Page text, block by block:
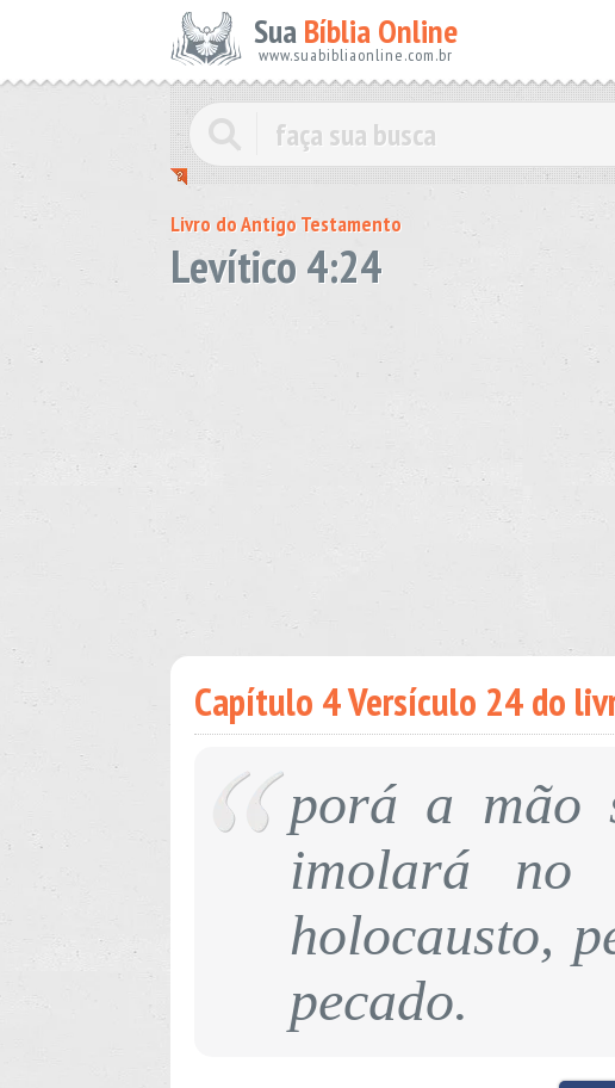
SuaBíblia Online
www.suabibliaonline.com.br
Livro do Antigo Testamento
Levítico 4:24
Capítulo 4 Versículo 24 do
porá a mão
imolará
holocausto,
pecado.